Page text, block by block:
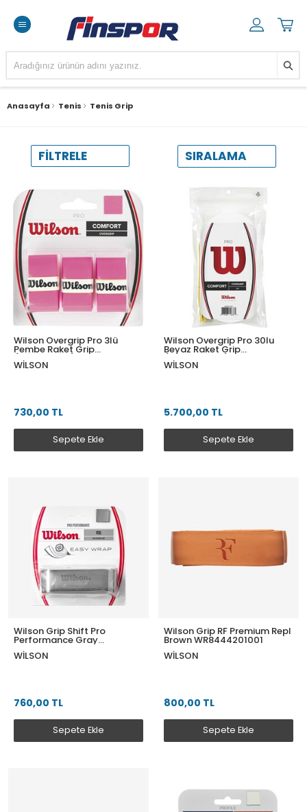
Anasayfa Tenis Tenis Grip
FILTRELE SIRALAMA
Wilson Overgrip Pro 3lü
Pembe Raket Grip
(WRZ4014PK)
WILSON
730,00 TL
Sepete Ekle
Wilson Overgrip Pro 30lu
Beyaz Raket Grip
(WRZ4017WH)
WILSON
5.700,00 TL
Sepete Ekle
Wilson Grip Shift Pro
Performance Gray
WR8438701001
WILSON
760,00 TL
Sepete Ekle
Wilson Grip RF Premium Repl
Brown WR8444201001
WILSON
800,00 TL
Sepete Ekle